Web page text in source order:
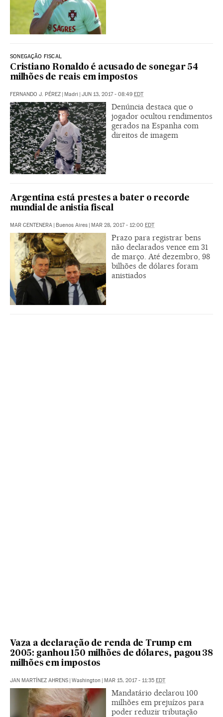
SONEGAÇÃO FISCAL
Cristiano Ronaldo é acusado de sonegar 54
milhões de reais em impostos
FERNANDO J. PÉREZ | Madri | JUN 13, 2017 - 08:49 EDT
Denúncia destaca que o
jogador ocultou rendimentos
gerados na Espanha com
direitos de imagem
Argentina está prestes a bater o recorde
mundial de anistia fiscal
MAR CENTENERA | Buenos Aires | MAR 28, 2017 - 12:00 EDT
Prazo para registrar bens
não declarados vence em 31
de março. Até dezembro, 98
bilhões de dólares foram
anistiados
Vaza a declaração de renda de Trump em
2005: ganhou 150 milhões de dólares, pagou 38
milhões em impostos
JAN MARTÍNEZ AHRENS | Washington | MAR 15, 2017 - 11:35 EDT
Mandatário declarou 100
milhões em prejuízos para
poder reduzir tributação